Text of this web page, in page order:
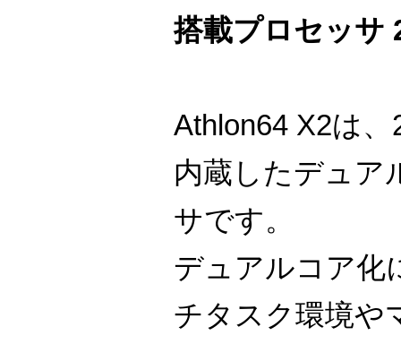
搭載プロセッサ
Athlon64 X2は
内蔵したデュア
サです。
デュアルコア化
チタスク環境や